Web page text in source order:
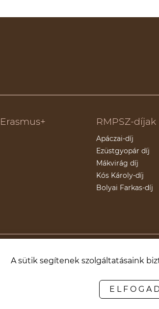
Erasmus+ RMPSZ-díjak
Apáczai-díj
Ezüstgyopár díj
Mákvirág díj
Kós Károly-díj
Bolyai Farkas-díj
Politica de anulare/returnare
A sütik segítenek szolgáltatásaink